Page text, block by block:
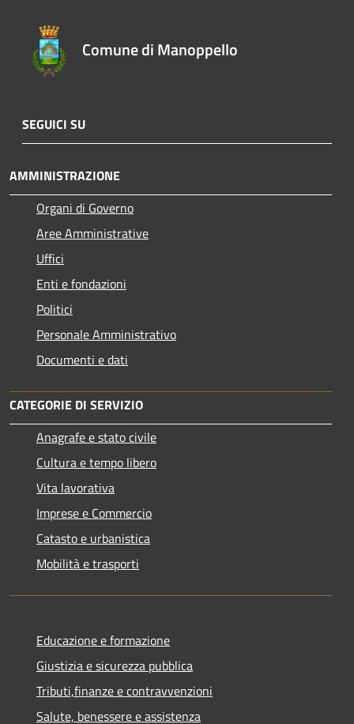
Comune di Manoppello
SEGUICI SU
AMMINISTRAZIONE
Organi di Governo
Aree Amministrative
Uffici
Enti e fondazioni
Politici
Personale Amministrativo
Documenti e dati
CATEGORIE DI SERVIZIO
Anagrafe e stato civile
Cultura e tempo libero
Vita lavorativa
Imprese e Commercio
Catasto e urbanistica
Mobilità e trasporti
Educazione e formazione
Giustizia e sicurezza pubblica
Tributi,finanze e contravvenzioni
Salute, benessere e assistenza